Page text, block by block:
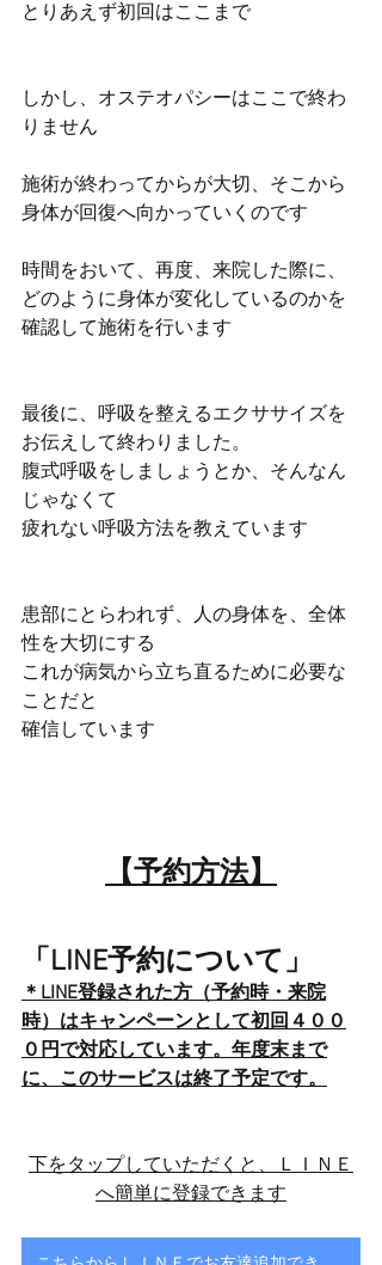
とりあえず初回はここまで
しかし、オステオパシーはここで終わ
りません
施術が終わってからが大切、そこから
身体が回復へ向かっていくのです
時間をおいて、再度、来院した際に、
どのように身体が変化しているのかを
確認して施術を行います
最後に、呼吸を整えるエクササイズを
お伝えして終わりました。
腹式呼吸をしましょうとか、そんなん
じゃなくて
疲れない呼吸方法を教えています
患部にとらわれず、人の身体を、全体
性を大切にする
これが病気から立ち直るために必要な
ことだと
確信しています
【予約方法】
「LINE予約について」
＊LINE登録された方（予約時・来院
時）はキャンペーンとして初回４００
０円で対応しています。年度末まで
に、このサービスは終了予定です。
下をタップしていただくと、ＬＩＮＥ
へ簡単に登録できます